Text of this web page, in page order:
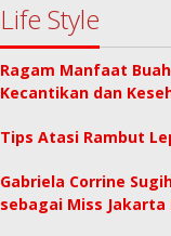
Life Style
Ragam Manfaat
Kecantikan dan
Tips Atasi Rambut
Gabriela Corrine
sebagai Miss Jakarta